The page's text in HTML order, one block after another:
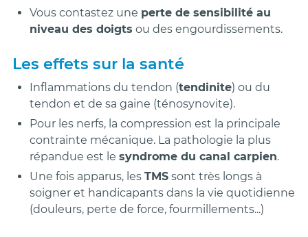
Vous contastez une perte de sensibilité au
niveau des doigts ou des engourdissements.
Les effets sur la santé
Inflammations du tendon (tendinite) ou du
tendon et de sa gaine (ténosynovite).
Pour les nerfs, la compression est la principale
contrainte mécanique. La pathologie la plus
répandue est le syndrome du canal carpien.
Une fois apparus, les TMSsont très longs à
soigner et handicapants dans la vie quotidienne
(douleurs, perte de force, fourmillements...)